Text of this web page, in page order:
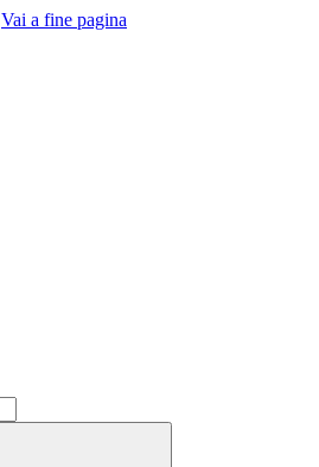
Vai a fine pagina